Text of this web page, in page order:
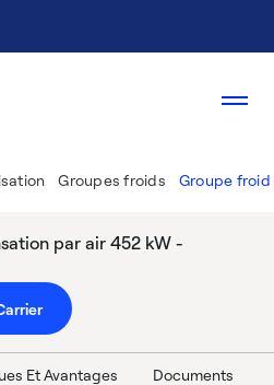
Groupes froids Groupe
par air 452 kW -
Et Avantages Documents